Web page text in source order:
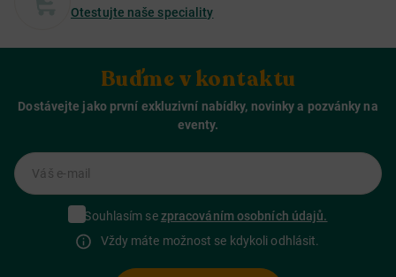
Otestujte naše speciality
Buďme v kontaktu
Dostávejte jako první exkluzivní nabídky, novinky a pozvánky na
eventy.
Váš e-mail
Souhlasím sezpracováním osobních údajů.
Vždy máte možnost se kdykoli odhlásit.